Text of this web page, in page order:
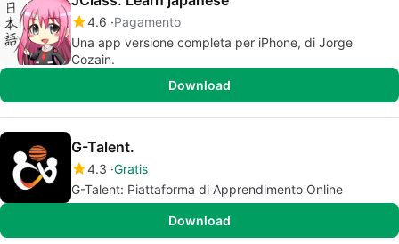
4.6 Pagamento
Una app versione completa per iPhone, di Jorge
Cozain.
Download
G-Talent.
4.3 Gratis
G-Talent: Piattaforma di Apprendimento Online
Download